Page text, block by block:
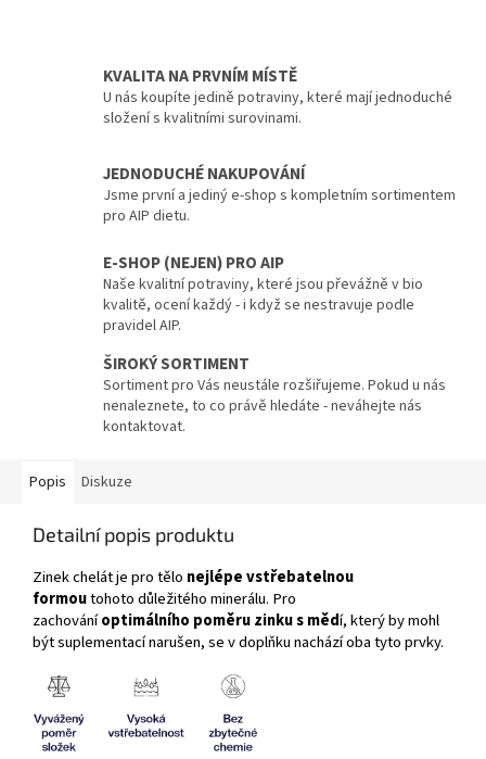
KVALITA NA PRVNÍM MÍSTĚ
U nás koupíte jedině potraviny, které mají jednoduché
složení s kvalitními surovinami.
JEDNODUCHÉ NAKUPOVÁNÍ
Jsme první a jediný e-shop s kompletním sortimentem
pro AIP dietu.
E-SHOP (NEJEN) PRO AIP
Naše kvalitní potraviny, které jsou převážně v bio
kvalitě, ocení každý - i když se nestravuje podle
pravidel AIP.
ŠIROKÝ SORTIMENT
Sortiment pro Vás neustále rozšiřujeme. Pokud u nás
nenaleznete, to co právě hledáte - neváhejte nás
kontaktovat.
Popis Diskuze
Detailní popis produktu
Zinek chelát je pro tělo nejlépe vstřebatelnou
formoutohoto důležitého minerálu. Pro
zachováníoptimálního poměru zinku s mědí, který by mohl
být suplementací narušen, se v doplňku nachází oba tyto prvky.